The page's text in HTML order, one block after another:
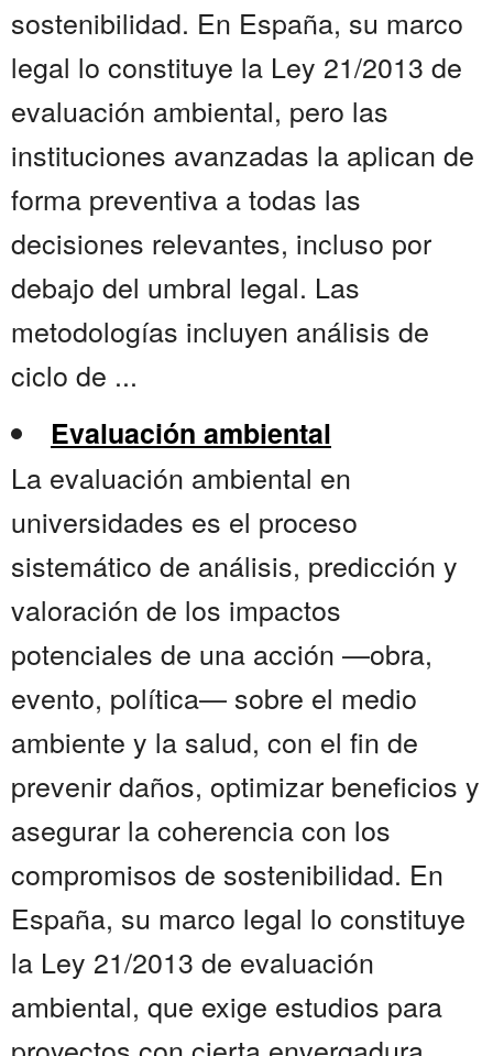
sostenibilidad. En España, su marco
legal lo constituye la Ley 21/2013 de
evaluación ambiental, pero las
instituciones avanzadas la aplican de
forma preventiva a todas las
decisiones relevantes, incluso por
debajo del umbral legal. Las
metodologías incluyen análisis de
ciclo de ...
Evaluación ambiental
La evaluación ambiental en
universidades es el proceso
sistemático de análisis, predicción y
valoración de los impactos
potenciales de una acción —obra,
evento, política— sobre el medio
ambiente y la salud, con el fin de
prevenir daños, optimizar beneficios y
asegurar la coherencia con los
compromisos de sostenibilidad. En
España, su marco legal lo constituye
la Ley 21/2013 de evaluación
ambiental, que exige estudios para